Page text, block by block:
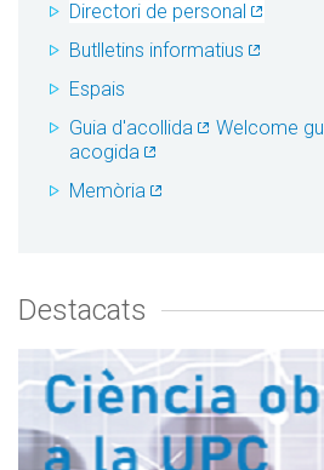
Directori de personal
Butlletins informatius
Espais
Guia d'acollida
Welcome
acogida
Memòria
Destacats